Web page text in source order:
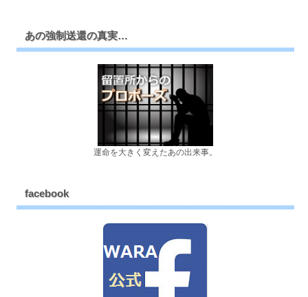
あの強制送還の真実…
運命を大きく変えたあの出来事。
facebook